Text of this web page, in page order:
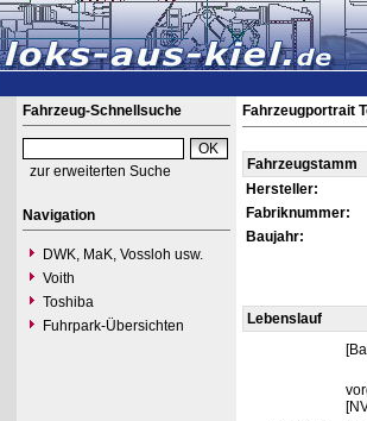
Fahrzeug-Schnellsuche
zur erweiterten Suche
Navigation
DWK, MaK, Vossloh usw.
Voith
Toshiba
Fuhrpark-Übersichten
Fahrzeugportrait
Fahrzeugstamm
Hersteller:
Fabriknummer:
Baujahr:
Lebenslauf